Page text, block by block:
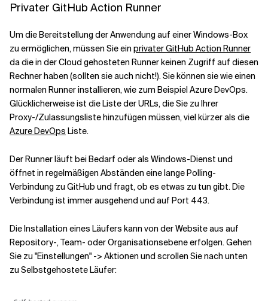
Privater GitHub Action Runner
Um die Bereitstellung der Anwendung auf einer Windows-Box
zu ermöglichen, müssen Sie ein privater GitHub Action Runner
da die in der Cloud gehosteten Runner keinen Zugriff auf diesen
Rechner haben (sollten sie auch nicht!). Sie können sie wie einen
normalen Runner installieren, wie zum Beispiel Azure DevOps.
Glücklicherweise ist die Liste der URLs, die Sie zu Ihrer
Proxy-/Zulassungsliste hinzufügen müssen, viel kürzer als die
Azure DevOps Liste.
Der Runner läuft bei Bedarf oder als Windows-Dienst und
öffnet in regelmäßigen Abständen eine lange Polling-
Verbindung zu GitHub und fragt, ob es etwas zu tun gibt. Die
Verbindung ist immer ausgehend und auf Port 443.
Die Installation eines Läufers kann von der Website aus auf
Repository-, Team- oder Organisationsebene erfolgen. Gehen
Sie zu "Einstellungen" -> Aktionen und scrollen Sie nach unten
zu Selbstgehostete Läufer: